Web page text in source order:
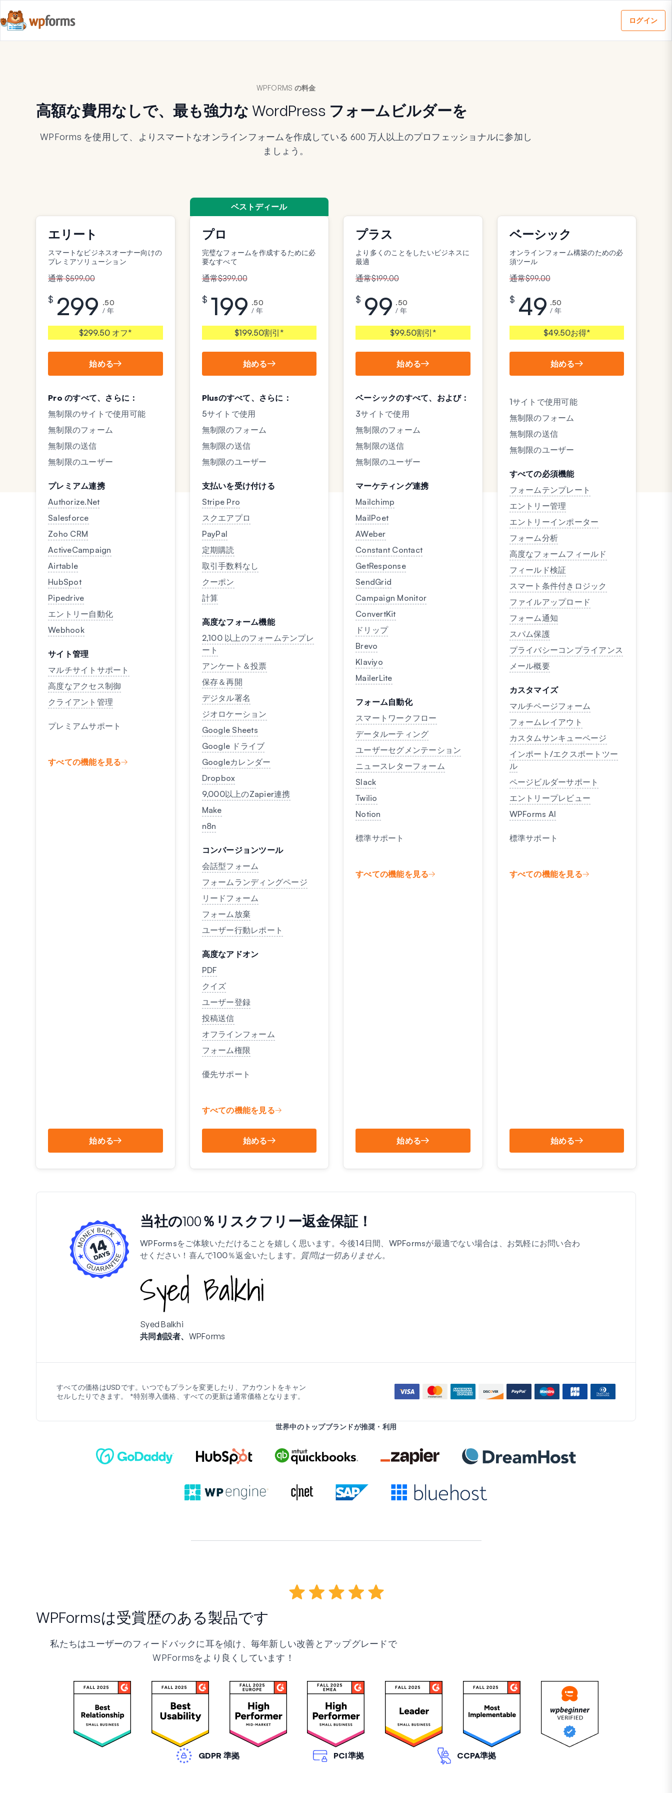
ログイン
WPFORMS の料金
高額な費用なしで、最も強力な WordPress フォームビルダーを
WPForms を使用して、よりスマートなオンラインフォームを作成している 600 万人以上のプロフェッショナルに参加し
ましょう。
エリート
スマートなビジネスオーナー向けの
プレミアソリューション
通常 $599.00
$ 299 .50
/ 年
$299.50 オフ*
始める
Pro のすべて、さらに：
無制限のサイトで使用可能
無制限のフォーム
無制限の送信
無制限のユーザー
プレミアム連携
Authorize.Net
Salesforce
Zoho CRM
ActiveCampaign
Airtable
HubSpot
Pipedrive
エントリー自動化
Webhook
サイト管理
マルチサイトサポート
高度なアクセス制御
クライアント管理
プレミアムサポート
すべての機能を見る
始める
ベストディール
プロ
完璧なフォームを作成するために必
要なすべて
通常$399.00
$ 199 .50
/ 年
$199.50割引*
始める
Plusのすべて、さらに：
5サイトで使用
無制限のフォーム
無制限の送信
無制限のユーザー
支払いを受け付ける
Stripe Pro
スクエアプロ
PayPal
定期購読
取引手数料なし
クーポン
計算
高度なフォーム機能
2,100 以上のフォームテンプレ
ート
アンケート＆投票
保存＆再開
デジタル署名
ジオロケーション
Google Sheets
Google ドライブ
Googleカレンダー
Dropbox
9,000以上のZapier連携
Make
n8n
コンバージョンツール
会話型フォーム
フォームランディングページ
リードフォーム
フォーム放棄
ユーザー行動レポート
高度なアドオン
PDF
クイズ
ユーザー登録
投稿送信
オフラインフォーム
フォーム権限
優先サポート
すべての機能を見る
始める
プラス
より多くのことをしたいビジネスに
最適
通常$199.00
$ 99 .50
/ 年
$99.50割引*
始める
ベーシックのすべて、および：
3サイトで使用
無制限のフォーム
無制限の送信
無制限のユーザー
マーケティング連携
Mailchimp
MailPoet
AWeber
Constant Contact
GetResponse
SendGrid
Campaign Monitor
ConvertKit
ドリップ
Brevo
Klaviyo
MailerLite
フォーム自動化
スマートワークフロー
データルーティング
ユーザーセグメンテーション
ニュースレターフォーム
Slack
Twilio
Notion
標準サポート
すべての機能を見る
始める
ベーシック
オンラインフォーム構築のための必
須ツール
通常$99.00
$ 49 .50
/ 年
$49.50お得*
始める
1サイトで使用可能
無制限のフォーム
無制限の送信
無制限のユーザー
すべての必須機能
フォームテンプレート
エントリー管理
エントリーインポーター
フォーム分析
高度なフォームフィールド
フィールド検証
スマート条件付きロジック
ファイルアップロード
フォーム通知
スパム保護
プライバシーコンプライアンス
メール概要
カスタマイズ
マルチページフォーム
フォームレイアウト
カスタムサンキューページ
インポート/エクスポートツー
ル
ページビルダーサポート
エントリープレビュー
WPForms AI
標準サポート
すべての機能を見る
始める
当社の100％リスクフリー返金保証！
WPFormsをご体験いただけることを嬉しく思います。今後14日間、WPFormsが最適でない場合は、お気軽にお問い合わ
せください！喜んで100％返金いたします。 質問は一切ありません。
Syed Balkhi
共同創設者、WPForms
すべての価格はUSDです。いつでもプランを変更したり、アカウントをキャン
セルしたりできます。 *特別導入価格、すべての更新は通常価格となります。
世界中のトップブランドが推奨・利用
WPFormsは受賞歴のある製品です
私たちはユーザーのフィードバックに耳を傾け、毎年新しい改善とアップグレードで
WPFormsをより良くしています！
GDPR 準拠 PCI準拠 CCPA準拠